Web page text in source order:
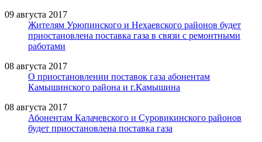
09 августа 2017
Жителям Урюпинского и Нехаевского районов будет
приостановлена поставка газа в связи с ремонтными
работами
08 августа 2017
О приостановлении поставок газа абонентам
Камышинского района и г.Камышина
08 августа 2017
Абонентам Калачевского и Суровикинского районов
будет приостановлена поставка газа